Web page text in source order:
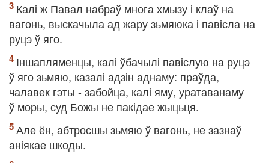
Калі ж Павал набраў многа хмызу і клаў на
вагонь, выскачыла ад жару зьмяюка і павісла на
руцэ ў яго.
Іншапляменцы, калі ўбачылі павіслую на руцэ
ў яго зьмяю, казалі адзін аднаму: праўда,
чалавек гэты - забойца, калі яму, уратаванаму
ў моры, суд Божы не пакідае жыцьця.
Але ён, абтросшы зьмяю ў вагонь, не зазнаў
аніякае шкоды.